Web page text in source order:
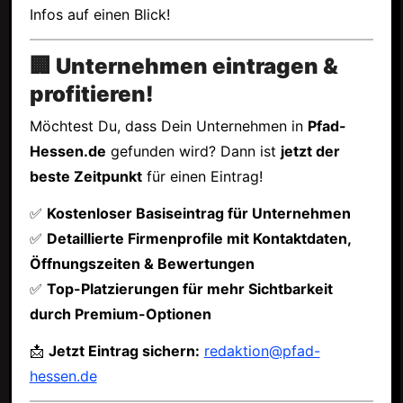
Infos auf einen Blick!
🏢 Unternehmen eintragen &
profitieren!
Möchtest Du, dass Dein Unternehmen in Pfad-
Hessen.de gefunden wird? Dann ist jetzt der
beste Zeitpunktfür einen Eintrag!
✅ Kostenloser Basiseintrag für Unternehmen
✅ Detaillierte Firmenprofile mit Kontaktdaten,
Öffnungszeiten & Bewertungen
✅ Top-Platzierungen für mehr Sichtbarkeit
durch Premium-Optionen
📩 Jetzt Eintrag sichern: redaktion@pfad-
hessen.de